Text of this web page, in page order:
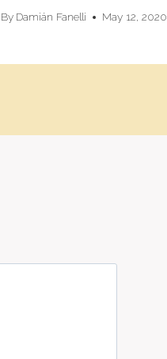
By Damián Fanelli May 12, 2020